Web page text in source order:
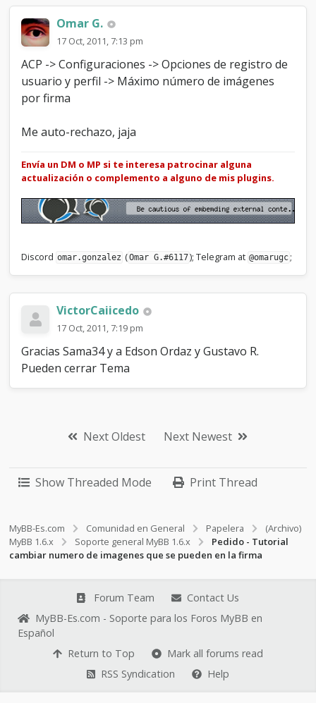
a
Omar G.
17 Oct, 2011, 7:13 pm
ACP -> Configuraciones -> Opciones de registro de
usuario y perfil -> Máximo número de imágenes
por firma
Me auto-rechazo, jaja
Envía un DM o MP si te interesa patrocinar alguna
actualización o complemento a alguno de mis plugins.
Discord omar.gonzalez (Omar G.#6117); Telegram at @omarugc ;
VictorCaiicedo
17 Oct, 2011, 7:19 pm
Gracias Sama34 y a Edson Ordaz y Gustavo R.
Pueden cerrar Tema
Next Oldest Next Newest
Show Threaded Mode Print Thread
MyBB-Es.com Comunidad en General Papelera
(Archivo)
MyBB 1.6.x
Soporte general MyBB 1.6.x
Pedido - Tutorial
cambiar numero de imagenes que se pueden en la firma
Forum Team
Contact Us
MyBB-Es.com - Soporte para los Foros MyBB en
Español
Return to Top
Mark all forums read
RSS Syndication
Help